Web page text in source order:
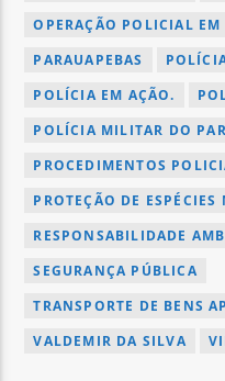
OPERAÇÃO POLICIAL EM
PARAUAPEBAS
POLÍCIA EM AÇÃO.
POLÍCIA MILITAR DO
PROCEDIMENTOS
PROTEÇÃO DE ESPÉCIES
RESPONSABILIDADE
SEGURANÇA PÚBLICA
TRANSPORTE DE BENS
VALDEMIR DA SILVA